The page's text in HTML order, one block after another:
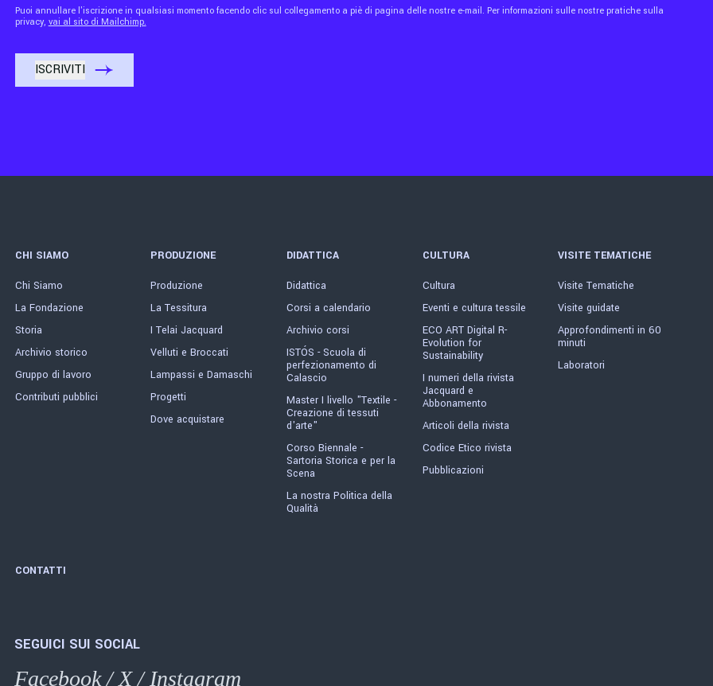
Puoi annullare l'iscrizione in qualsiasi momento facendo clic sul collegamento a piè di pagina delle nostre e-mail. Per informazioni sulle nostre pratiche sulla
privacy, vai al sito di Mailchimp.
CHI SIAMO
Chi Siamo
La Fondazione
Storia
Archivio storico
Gruppo di lavoro
Contributi pubblici
PRODUZIONE
Produzione
La Tessitura
I Telai Jacquard
Velluti e Broccati
Lampassi e Damaschi
Progetti
Dove acquistare
DIDATTICA
Didattica
Corsi a calendario
Archivio corsi
ISTÓS - Scuola di
perfezionamento di
Calascio
Master I livello "Textile -
Creazione di tessuti
d'arte"
Corso Biennale -
Sartoria Storica e per la
Scena
La nostra Politica della
Qualità
CULTURA
Cultura
Eventi e cultura tessile
ECO ART Digital R-
Evolution for
Sustainability
I numeri della rivista
Jacquard e
Abbonamento
Articoli della rivista
Codice Etico rivista
Pubblicazioni
VISITE TEMATICHE
Visite Tematiche
Visite guidate
Approfondimenti in 60
minuti
Laboratori
CONTATTI
SEGUICI SUI SOCIAL
Facebook/X/ Instagram